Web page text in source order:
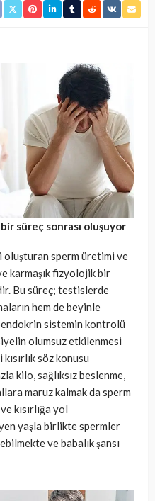
süreç sonrası oluşuyor
oluşturan sperm üretimi ve
karmaşık fizyolojik bir
Bu süreç; testislerde
hem de beyinle
sistemin kontrolü
olumsuz etkilenmesi
söz konusu
kilo, sağlıksız beslenme,
maruz kalmak da sperm
kısırlığa yol
yaşla birlikte spermler
ve babalık şansı